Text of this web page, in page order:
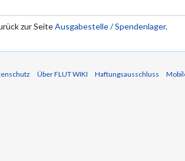
zur SeiteAusgabestelle / Spendenlager.
Über FLUT WIKI Haftungsausschluss